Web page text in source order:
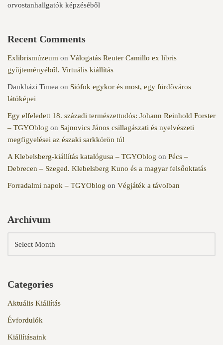
orvostanhallgatók képzéséből
Recent Comments
Exlibrismúzeum on Válogatás Reuter Camillo ex libris
gyűjteményéből. Virtuális kiállítás
Dankházi Timea on Siófok egykor és most, egy fürdőváros
látóképei
Egy elfeledett 18. századi természettudós: Johann Reinhold Forster
– TGYOblog on Sajnovics János csillagászati és nyelvészeti
megfigyelései az északi sarkkörön túl
A Klebelsberg-kiállítás katalógusa – TGYOblog on Pécs –
Debrecen – Szeged. Klebelsberg Kuno és a magyar felsőoktatás
Forradalmi napok – TGYOblog on Végjáték a távolban
Archívum
Categories
Aktuális Kiállítás
Évfordulók
Kiállításaink